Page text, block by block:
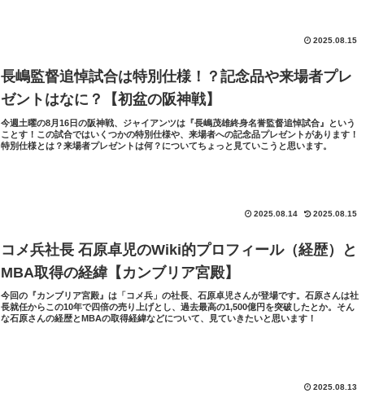
2025.08.15
長嶋監督追悼試合は特別仕様！？記念品や来場者プレ
ゼントはなに？【初盆の阪神戦】
今週土曜の8月16日の阪神戦、ジャイアンツは『長嶋茂雄終身名誉監督追悼試合』という
ことす！この試合ではいくつかの特別仕様や、来場者への記念品プレゼントがあります！
特別仕様とは？来場者プレゼントは何？についてちょっと見ていこうと思います。
2025.08.14 2025.08.15
コメ兵社長 石原卓児のWiki的プロフィール（経歴）と
MBA取得の経緯【カンブリア宮殿】
今回の『カンブリア宮殿』は「コメ兵」の社長、石原卓児さんが登場です。石原さんは社
長就任からこの10年で四倍の売り上げとし、過去最高の1,500億円を突破したとか。そん
な石原さんの経歴とMBAの取得経緯などについて、見ていきたいと思います！
2025.08.13